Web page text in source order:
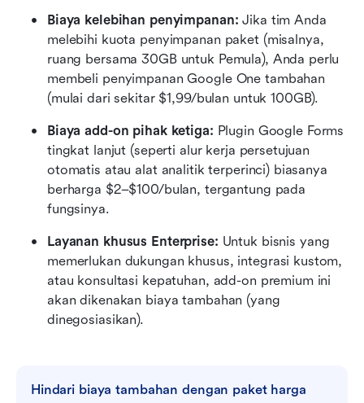
Biaya kelebihan penyimpanan: Jika tim Anda
melebihi kuota penyimpanan paket (misalnya,
ruang bersama 30GB untuk Pemula), Anda perlu
membeli penyimpanan Google One tambahan
(mulai dari sekitar $1,99/bulan untuk 100GB).
Biaya add-on pihak ketiga: Plugin Google Forms
tingkat lanjut (seperti alur kerja persetujuan
otomatis atau alat analitik terperinci) biasanya
berharga $2–$100/bulan, tergantung pada
fungsinya.
Layanan khusus Enterprise: Untuk bisnis yang
memerlukan dukungan khusus, integrasi kustom,
atau konsultasi kepatuhan, add-on premium ini
akan dikenakan biaya tambahan (yang
dinegosiasikan).
Hindari biaya tambahan dengan paket harga